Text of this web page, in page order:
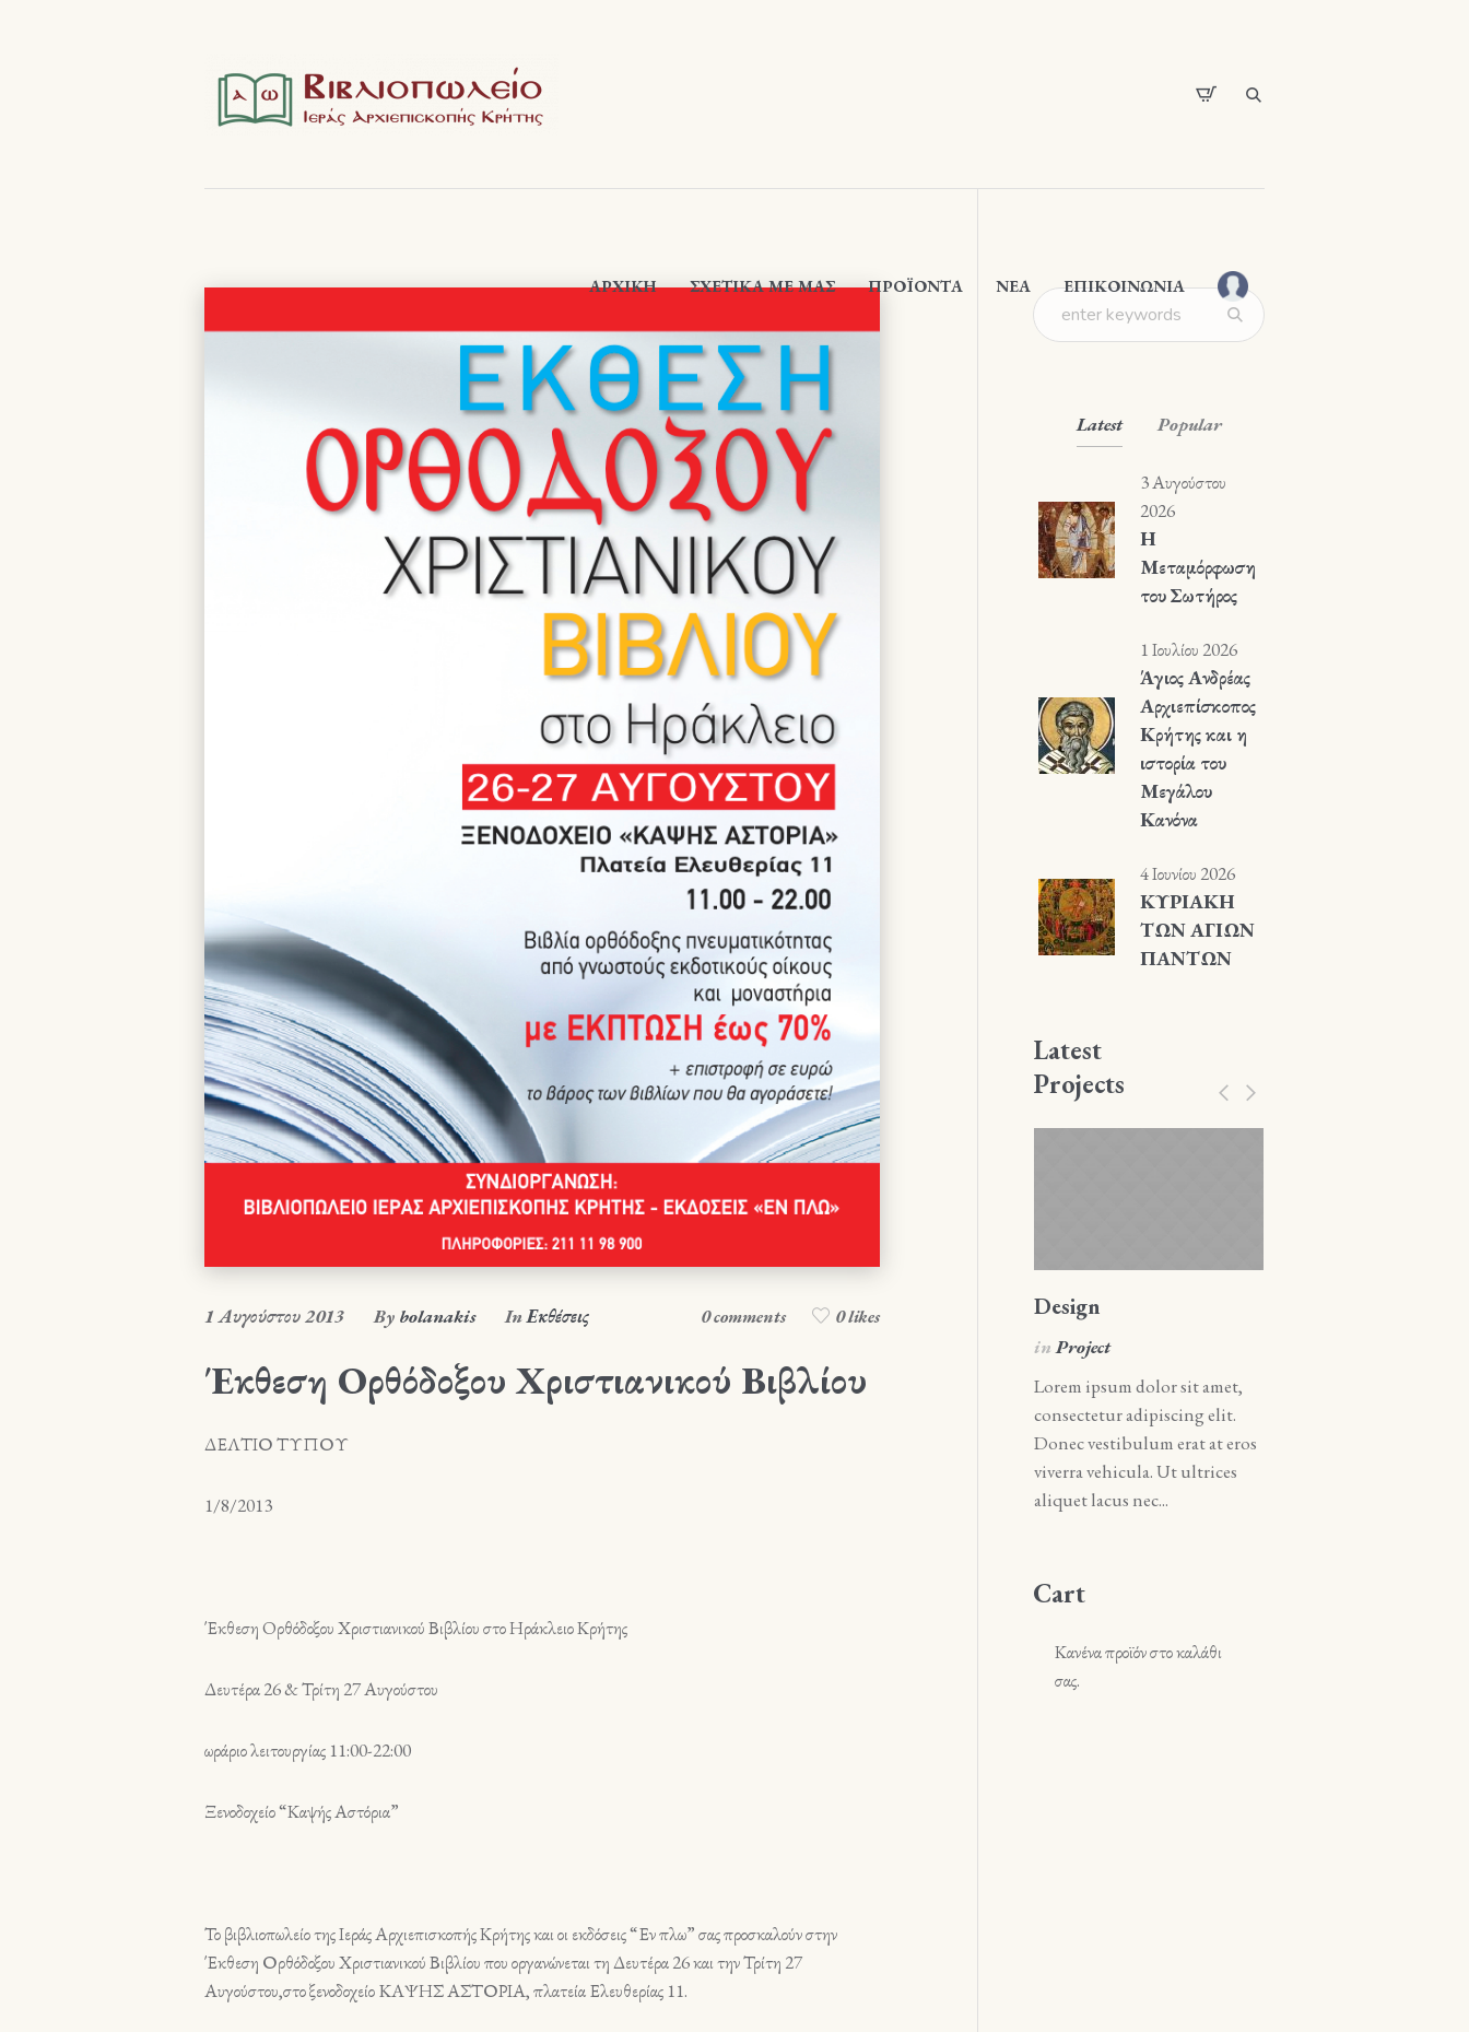
ΑΡΧΙΚΉ ΣΧΕΤΙΚΆ ΜΕ ΜΑΣ ΠΡΟΪΟΝΤΑ ΝΕΑ ΕΠΙΚΟΙΝΩΝΙΑ
1 Αυγούστου 2013 By bolanakis InΕκθέσεις 0 comments 0 likes
Έκθεση Ορθόδοξου Χριστιανικού Βιβλίου
ΔΕΛΤΙΟ ΤΥΠΟΥ
1/8/2013
Έκθεση Oρθόδοξου Χριστιανικού Βιβλίου στο Ηράκλειο Κρήτης
Δευτέρα 26 & Τρίτη 27 Αυγούστου
ωράριο λειτουργίας 11:00-22:00
Ξενοδοχείο “Καψής Αστόρια”
Το βιβλιοπωλείο της Ιεράς Αρχιεπισκοπής Κρήτης και οι εκδόσεις “Εν πλω” σας προσκαλούν στην
Έκθεση Ορθόδοξου Χριστιανικού Βιβλίου που οργανώνεται τη Δευτέρα 26 και την Τρίτη 27
Αυγούστου,στο ξενοδοχείο KAΨΗΣ ΑΣΤΟΡΙΑ, πλατεία Ελευθερίας 11.
Latest Popular
3 Αυγούστου
2026
Η
Μεταμόρφωση
του Σωτήρος
1 Ιουλίου 2026
Άγιος Ανδρέας
Αρχιεπίσκοπος
Κρήτης και η
ιστορία του
Μεγάλου
Κανόνα
4 Ιουνίου 2026
ΚΥΡΙΑΚΗ
ΤΩΝ ΑΓΙΩΝ
ΠΑΝΤΩΝ
Latest
Projects
Design
inProject
Lorem ipsum dolor sit amet,
consectetur adipiscing elit.
Donec vestibulum erat at eros
viverra vehicula. Ut ultrices
aliquet lacus nec...
Cart
Κανένα προϊόν στο καλάθι
σας.